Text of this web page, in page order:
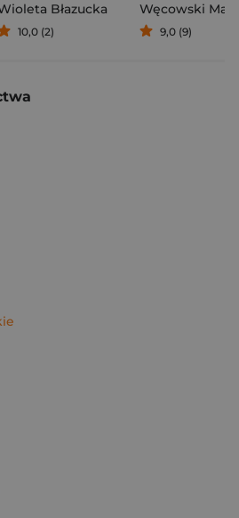
Błazucka
10,0 (2)
Węcowski
9,0 (9)